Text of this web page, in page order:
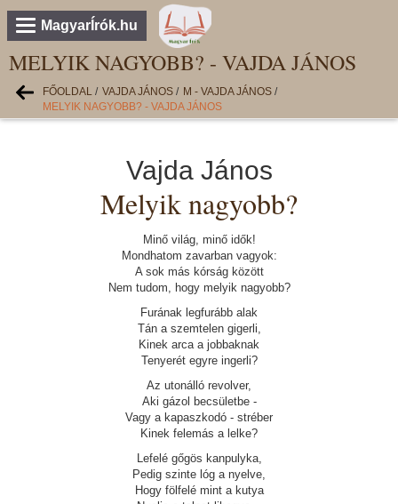
MagyarÍrók.hu
MELYIK NAGYOBB? - VAJDA JÁNOS
FŐOLDAL / VAJDA JÁNOS / M - VAJDA JÁNOS /
MELYIK NAGYOBB? - VAJDA JÁNOS
Vajda János
Melyik nagyobb?
Minő világ, minő idők!
Mondhatom zavarban vagyok:
A sok más kórság között
Nem tudom, hogy melyik nagyobb?
Furának legfurább alak
Tán a szemtelen gigerli,
Kinek arca a jobbaknak
Tenyerét egyre ingerli?
Az utonálló revolver,
Aki gázol becsületbe -
Vagy a kapaszkodó - stréber
Kinek felemás a lelke?
Lefelé gőgös kanpulyka,
Pedig szinte lóg a nyelve,
Hogy fölfelé mint a kutya